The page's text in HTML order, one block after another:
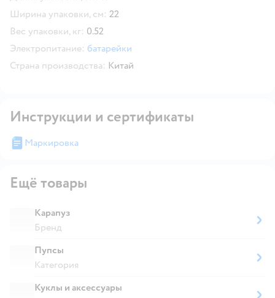
Ширина упаковки, см: 22
Вес упаковки, кг: 0.52
Электропитание: батарейки
Страна производства: Китай
Инструкции и сертификаты
Маркировка
Ещё товары
Карапуз
Бренд
Пупсы
Категория
Куклы и аксессуары